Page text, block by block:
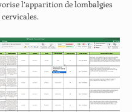
l’apparition de lombalgies